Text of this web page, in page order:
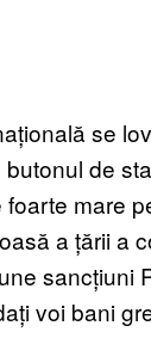
se
de
mare
a țării a
sancțiuni
voi bani